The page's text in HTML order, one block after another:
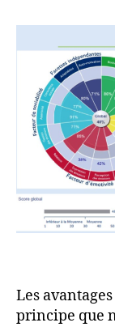
Les
principe que